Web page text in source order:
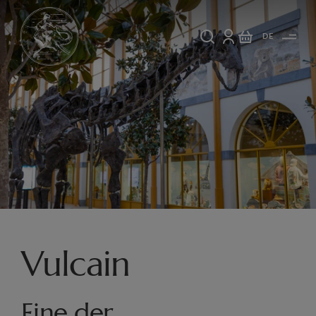
DE
Vulcain